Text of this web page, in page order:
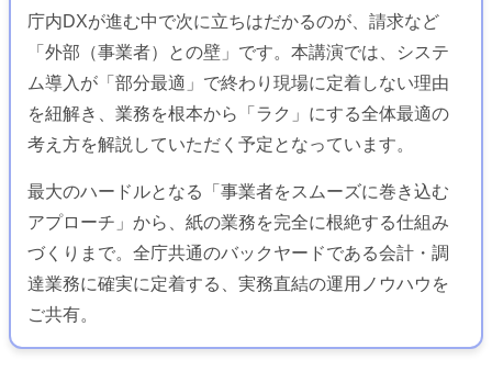
庁内DXが進む中で次に立ちはだかるのが、請求など
「外部（事業者）との壁」です。本講演では、システ
ム導入が「部分最適」で終わり現場に定着しない理由
を紐解き、業務を根本から「ラク」にする全体最適の
考え方を解説していただく予定となっています。
最大のハードルとなる「事業者をスムーズに巻き込む
アプローチ」から、紙の業務を完全に根絶する仕組み
づくりまで。全庁共通のバックヤードである会計・調
達業務に確実に定着する、実務直結の運用ノウハウを
ご共有。